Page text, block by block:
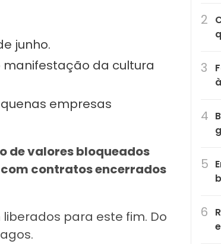
junho.
da cultura
empresas
de valores bloqueados
contratos encerrados
liberados para este fim. Do